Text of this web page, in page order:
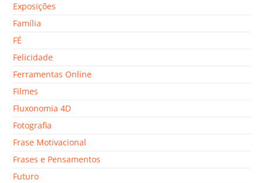
Exposições
Família
FÉ
Felicidade
Ferramentas Online
Filmes
Fluxonomia 4D
Fotografia
Frase Motivacional
Frases e Pensamentos
Futuro